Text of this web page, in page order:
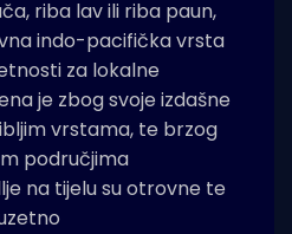
riba lav ili riba paun,
indo-pacifička vrsta
za lokalne
je zbog svoje izdašne
vrstama, te brzog
područjima
na tijelu su otrovne te